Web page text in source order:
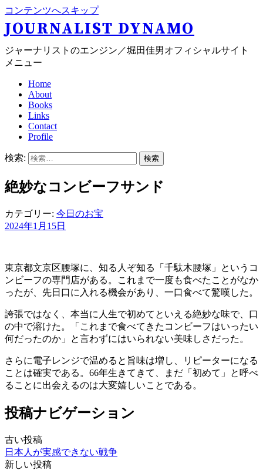
コンテンツへスキップ
JOURNALIST DYNAMO
ジャーナリストのエンジン／堀田佳男オフィシャルサイト
メニュー
Home
About
Books
Links
Contact
Profile
検索:
絶妙なコンビーフサンド
カテゴリー: 今日のお宝
2024年1月15日
東京都文京区腰塚に、知る人ぞ知る「千駄木腰塚」というコ
ンビーフの専門店がある。これまで一度も食べたことがなか
ったが、先日口に入れる機会があり、一口食べて驚嘆した。
誇張ではなく、本当に人生で初めてといえる絶妙な味で、口
の中で溶けた。「これまで食べてきたコンビーフはいったい
何だったのか」と言わずにはいられない美味しさだった。
さらに電子レンジで温めると旨味は増し、リピーターになる
ことは確実である。66年生きてきて、まだ「初めて」と呼べ
ることに出会えるのは大変嬉しいことである。
投稿ナビゲーション
古い投稿
日本人が実感できない戦争
新しい投稿